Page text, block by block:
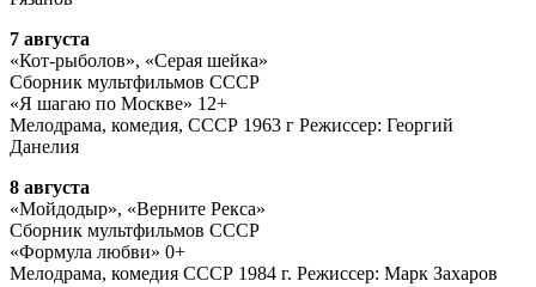
7 августа
«Кот-рыболов», «Серая шейка»
Сборник мультфильмов СССР
«Я шагаю по Москве» 12+
Мелодрама, комедия, СССР 1963 г Режиссер: Георгий
Данелия
8 августа
«Мойдодыр», «Верните Рекса»
Сборник мультфильмов СССР
«Формула любви» 0+
Мелодрама, комедия СССР 1984 г. Режиссер: Марк Захаров